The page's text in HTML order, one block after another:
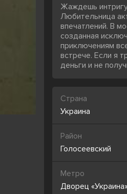
Жаждешь
Любительница
впечатлений. В
созданная
приключениям
встрече. Если я
деньги и не
Страна
Украина
Район
Голосеевский
Метро
Дворец